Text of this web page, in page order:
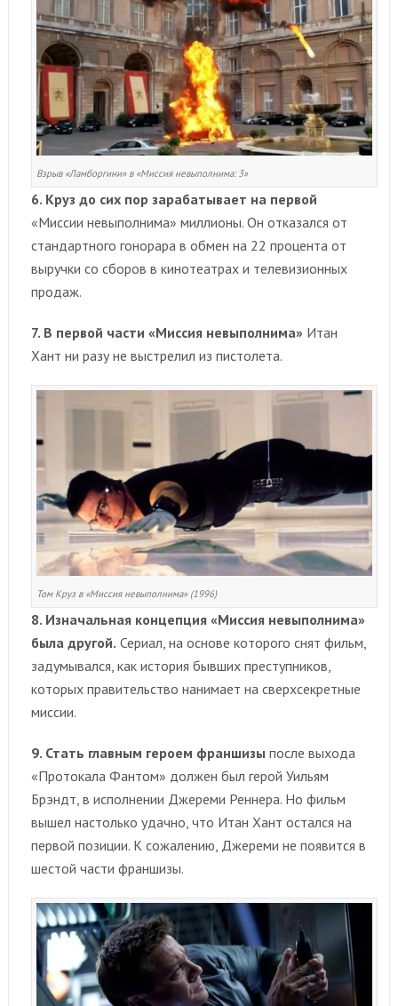
Взрыв «Ламборгини» в «Миссия невыполнима: 3»
6. Круз до сих пор зарабатывает на первой
«Миссии невыполнима» миллионы. Он отказался от
стандартного гонорара в обмен на 22 процента от
выручки со сборов в кинотеатрах и телевизионных
продаж.
7. В первой части «Миссия невыполнима» Итан
Хант ни разу не выстрелил из пистолета.
Том Круз в «Миссия невыполнима» (1996)
8. Изначальная концепция «Миссия невыполнима»
была другой. Сериал, на основе которого снят фильм,
задумывался, как история бывших преступников,
которых правительство нанимает на сверхсекретные
миссии.
9. Стать главным героем франшизыпосле выхода
«Протокала Фантом» должен был герой Уильям
Брэндт, в исполнении Джереми Реннера. Но фильм
вышел настолько удачно, что Итан Хант остался на
первой позиции. К сожалению, Джереми не появится в
шестой части франшизы.